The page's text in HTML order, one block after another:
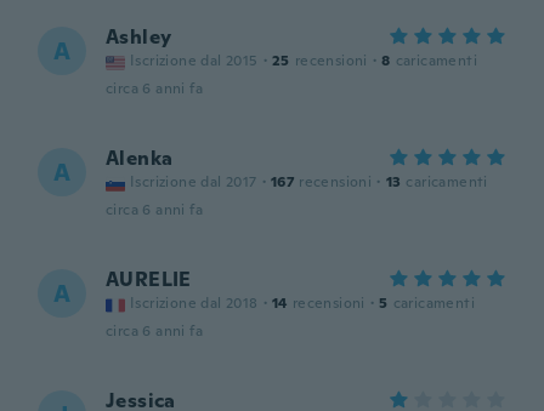
A Ashley
Iscrizione dal 2015 · 25 recensioni · 8 caricamenti
circa 6 anni fa
A Alenka
Iscrizione dal 2017 · 167 recensioni · 13 caricamenti
circa 6 anni fa
A AURELIE
Iscrizione dal 2018 · 14 recensioni · 5 caricamenti
circa 6 anni fa
Jessica